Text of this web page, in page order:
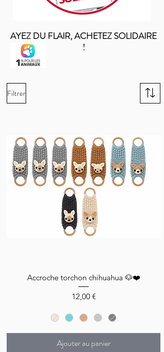
AYEZ DU FLAIR, ACHETEZ SOLIDAIRE
!
Livraison
rapide
Livraison
rapide
Livraison
rapide
Filtrer
Accroche torchon chihuahua 🐶❤️
Prix
12,00 €
Ajouter au panier